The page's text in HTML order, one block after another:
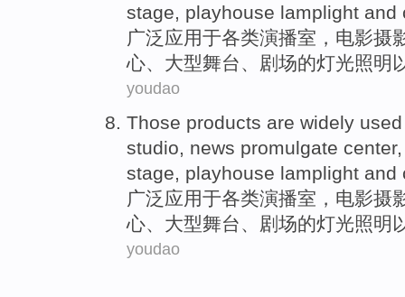
stage, playhouse lamplight and
广泛应用于各类演播室 ， 电影摄
心、 大型舞台、 剧场的灯光照明
youdao
Those products are widely
studio
news promulgate center
stage
playhouse lamplight and
广泛 应用于各类演播室 ， 电影摄
心、 大型舞台 剧场的灯光照明
youdao